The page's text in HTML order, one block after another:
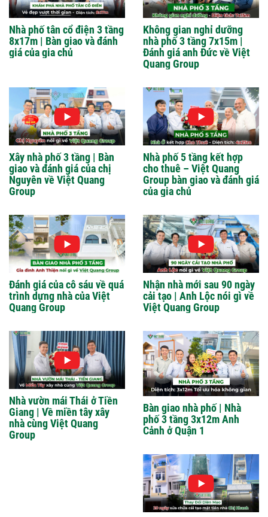
Nhà phố tân cổ điện 3 tầng
8x17m | Bàn giao và đánh
giá của gia chủ
Không gian nghỉ dưỡng
nhà phố 3 tầng 7x15m |
Đánh giá anh Đức về Việt
Quang Group
Xây nhà phố 3 tầng | Bàn
giao và đánh giá của chị
Nguyên về Việt Quang
Group
Nhà phố 5 tầng kết hợp
cho thuê – Việt Quang
Group bàn giao và đánh giá
của gia chủ
Đánh giá của cô sáu về quá
trình dựng nhà của Việt
Quang Group
Nhận nhà mới sau 90 ngày
cải tạo | Anh Lộc nói gì về
Việt Quang Group
Nhà vườn mái Thái ở Tiền
Giang | Về miền tây xây
nhà cùng Việt Quang
Group
Bàn giao nhà phố | Nhà
phố 3 tầng 3x12m Anh
Cảnh ở Quận 1